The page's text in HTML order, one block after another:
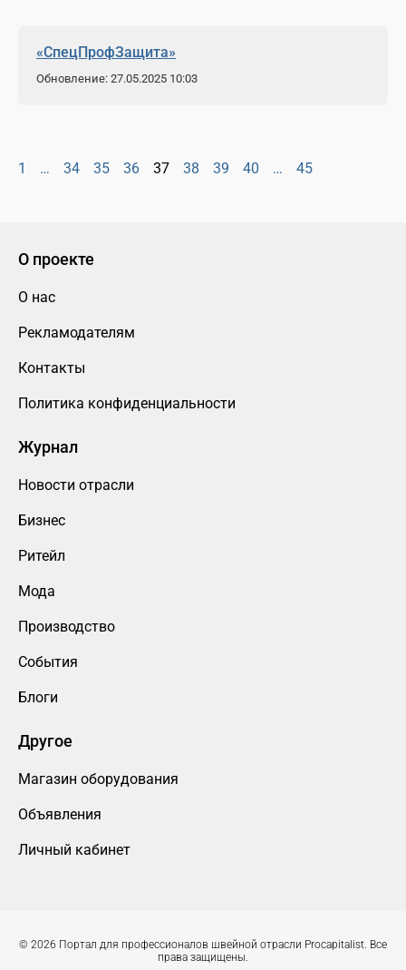
«СпецПрофЗащита»
Обновление: 27.05.2025 10:03
1 … 34 35 36 37 38 39 40 … 45
О проекте
О нас
Рекламодателям
Контакты
Политика конфиденциальности
Журнал
Новости отрасли
Бизнес
Ритейл
Мода
Производство
События
Блоги
Другое
Магазин оборудования
Объявления
Личный кабинет
© 2026 Портал для профессионалов швейной отрасли Procapitalist. Все
права защищены.